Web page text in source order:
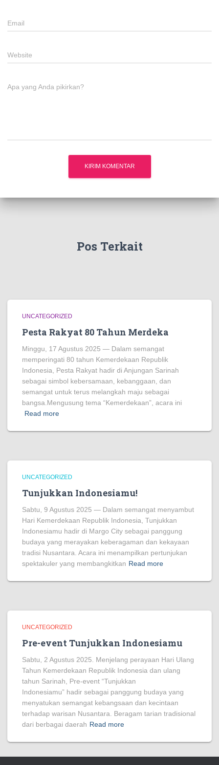
Email
Website
Apa yang Anda pikirkan?
Pos Terkait
UNCATEGORIZED
Pesta Rakyat 80 Tahun Merdeka
Minggu, 17 Agustus 2025 — Dalam semangat
memperingati 80 tahun Kemerdekaan Republik
Indonesia, Pesta Rakyat hadir di Anjungan Sarinah
sebagai simbol kebersamaan, kebanggaan, dan
semangat untuk terus melangkah maju sebagai
bangsa.Mengusung tema “Kemerdekaan”, acara ini
Read more
UNCATEGORIZED
Tunjukkan Indonesiamu!
Sabtu, 9 Agustus 2025 — Dalam semangat menyambut
Hari Kemerdekaan Republik Indonesia, Tunjukkan
Indonesiamu hadir di Margo City sebagai panggung
budaya yang merayakan keberagaman dan kekayaan
tradisi Nusantara. Acara ini menampilkan pertunjukan
spektakuler yang membangkitkan Read more
UNCATEGORIZED
Pre-event Tunjukkan Indonesiamu
Sabtu, 2 Agustus 2025. Menjelang perayaan Hari Ulang
Tahun Kemerdekaan Republik Indonesia dan ulang
tahun Sarinah, Pre-event “Tunjukkan
Indonesiamu” hadir sebagai panggung budaya yang
menyatukan semangat kebangsaan dan kecintaan
terhadap warisan Nusantara. Beragam tarian tradisional
dari berbagai daerah Read more